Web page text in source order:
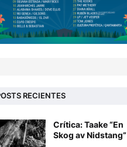
RECIENTES
Crítica: Taake “En
Skog av Nidstang”